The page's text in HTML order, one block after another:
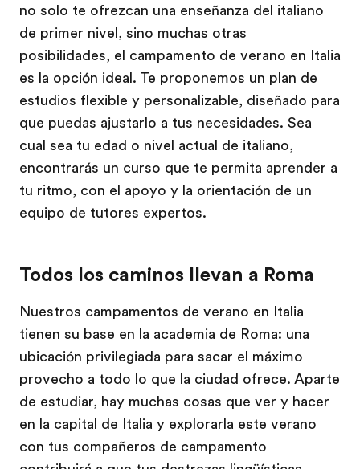
no solo te ofrezcan una enseñanza del italiano
de primer nivel, sino muchas otras
posibilidades, el campamento de verano en Italia
es la opción ideal. Te proponemos un plan de
estudios flexible y personalizable, diseñado para
que puedas ajustarlo a tus necesidades. Sea
cual sea tu edad o nivel actual de italiano,
encontrarás un curso que te permita aprender a
tu ritmo, con el apoyo y la orientación de un
equipo de tutores expertos.
Todos los caminos llevan a Roma
Nuestros campamentos de verano en Italia
tienen su base en la academia de Roma: una
ubicación privilegiada para sacar el máximo
provecho a todo lo que la ciudad ofrece. Aparte
de estudiar, hay muchas cosas que ver y hacer
en la capital de Italia y explorarla este verano
con tus compañeros de campamento